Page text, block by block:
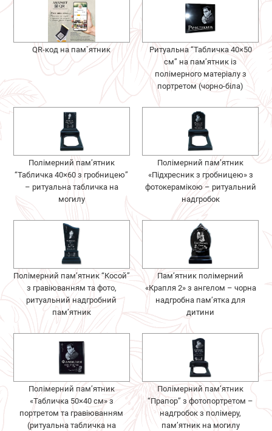
QR-код на пам`ятник
Ритуальна “Табличка 40×50
см” на пам’ятник із
полімерного матеріалу з
портретом (чорно-біла)
Полімерний пам’ятник
“Табличка 40×60 з гробницею”
– ритуальна табличка на
могилу
Полімерний пам’ятник
«Підхресник з гробницею» з
фотокерамікою – ритуальний
надгробок
Полімерний пам’ятник “Косой”
з гравіюванням та фото,
ритуальний надгробний
пам’ятник
Пам’ятник полімерний
«Крапля 2» з ангелом – чорна
надгробна пам’ятка для
дитини
Полімерний пам’ятник
«Табличка 50×40 см» з
портретом та гравіюванням
(ритуальна табличка на
Полімерний пам’ятник
“Прапор” з фотопортретом –
надгробок з полімеру,
пам’ятник на могилу